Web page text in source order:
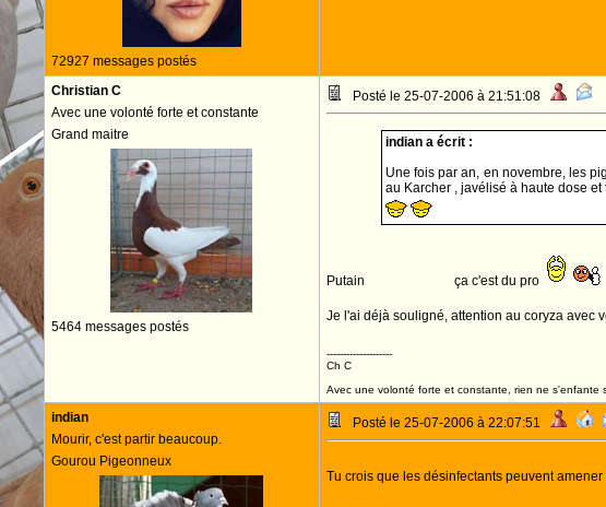
72927 messages postés
Christian C
Avec une volonté forte et constante
Grand maitre
5464 messages postés
Posté le 25-07-2006 à 21:51:08
indian a écrit :
Une fois par an, en novembre, les
au Karcher , javélisé à haute dose
Putain ça c'est du pro
Je l'ai déjà souligné, attention au coryza avec
--------------------
Ch C
Avec une volonté forte et constante, rien ne s'enfante
indian
Mourir, c'est partir beaucoup.
Gourou Pigeonneux
Posté le 25-07-2006 à 22:07:51
Tu crois que les désinfectants peuvent